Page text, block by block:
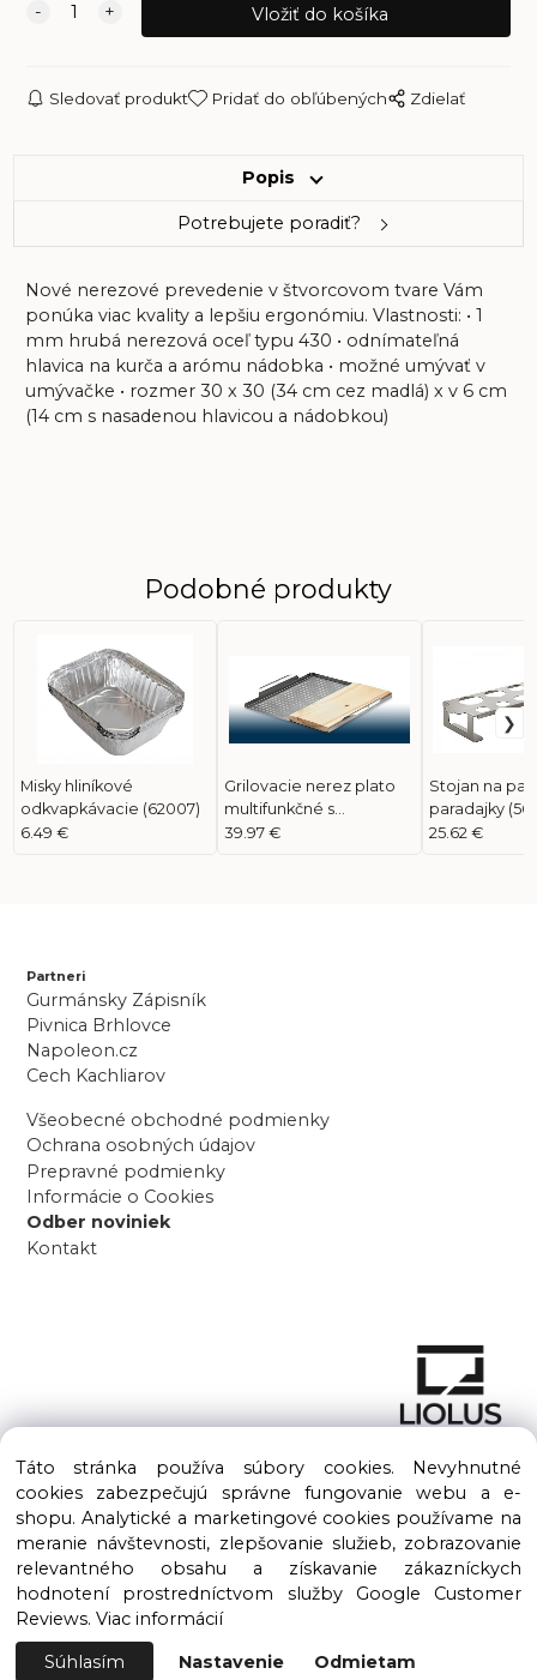
Sledovať produkt Pridať do obľúbených Zdielať
Popis
Potrebujete poradiť?
Nové nerezové prevedenie v štvorcovom tvare Vám
ponúka viac kvality a lepšiu ergonómiu. Vlastnosti: • 1
mm hrubá nerezová oceľ typu 430 • odnímateľná
hlavica na kurča a arómu nádobka • možné umývať v
umývačke • rozmer 30 x 30 (34 cm cez madlá) x v 6 cm
(14 cm s nasadenou hlavicou a nádobkou)
Podobné produkty
Misky hliníkové
odkvapkávacie (62007)
6.49 €
Grilovacie nerez plato
multifunkčné s
cédrovou doskou
39.97 €
Stojan na
paradajky
25.62 €
Partneri
Gurmánsky Zápisník
Pivnica Brhlovce
Napoleon.cz
Cech Kachliarov
Všeobecné obchodné podmienky
Ochrana osobných údajov
Prepravné podmienky
Informácie o Cookies
Odber noviniek
Kontakt
Copyright © 2016 – 2026 LIOLUS s.r.o. Všetky práva vyhradené.
Vytvorené spoločnosťouLIOLUS, s.r.o.
Ku Bratke 11, Levice, 934 05
Vytvorené systémom ClickEshop.sk
Táto stránka používa súbory cookies. Nevyhnutné
cookies zabezpečujú správne fungovanie webu a e-
shopu. Analytické a marketingové cookies používame na
meranie návštevnosti, zlepšovanie služieb, zobrazovanie
relevantného obsahu a získavanie zákazníckych
hodnotení prostredníctvom služby Google Customer
Reviews. Viac informácií
Súhlasím
Nastavenie Odmietam